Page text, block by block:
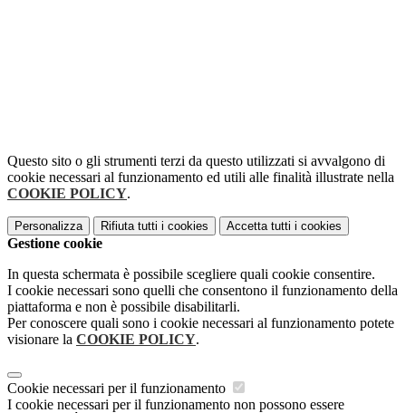
Questo sito o gli strumenti terzi da questo utilizzati si avvalgono di
cookie necessari al funzionamento ed utili alle finalità illustrate nella
COOKIE POLICY.
Personalizza Rifiuta tutti i cookies Accetta tutti i cookies
Gestione cookie
In questa schermata è possibile scegliere quali cookie consentire.
I cookie necessari sono quelli che consentono il funzionamento della
piattaforma e non è possibile disabilitarli.
Per conoscere quali sono i cookie necessari al funzionamento potete
visionare la COOKIE POLICY.
Cookie necessari per il funzionamento
I cookie necessari per il funzionamento non possono essere